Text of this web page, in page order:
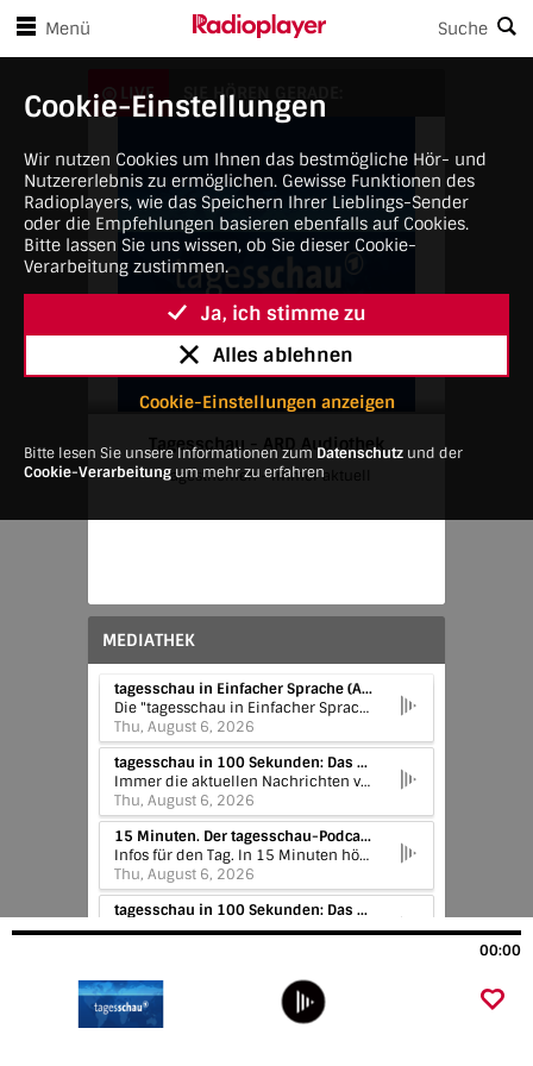
Cookie-Einstellungen
Wir nutzen Cookies um Ihnen das bestmögliche Hör- und
Nutzererlebnis zu ermöglichen. Gewisse Funktionen des
Radioplayers, wie das Speichern Ihrer Lieblings-Sender
oder die Empfehlungen basieren ebenfalls auf Cookies.
Bitte lassen Sie uns wissen, ob Sie dieser Cookie-
Verarbeitung zustimmen.
Ja, ich stimme zu
Alles ablehnen
Cookie-Einstellungen anzeigen
Bitte lesen Sie unsere Informationen zumDatenschutz und der
Cookie-Verarbeitung um mehr zu erfahren
Zum Hauptinhalt springen
Player-Steuerungen springen
Menü Suche
Tagesschau - ARD Audiothek
LIVE SIE HÖREN GERADE:
Tagesschau - ARD Audiothek
Tagesthemen - Immer aktuell
MEDIATHEK
tagesschau in Einfacher Sprache (Audio) | tagesschau in Einfacher Sprache 19:00 Uhr, 06.08.2026
Die "tagesschau in Einfacher Sprache" als Audio-Podcast - immer Montag bis Freitag. Die Einfache Sprache ist eine sprachlich vereinfachte Version der Standardsprache.
Thu, August 6, 2026
tagesschau in 100 Sekunden: Das aktuelle News-Update (Audio) | tagesschau in 100 Sekunden
Immer die aktuellen Nachrichten von heute: Die tagesschau in 100 Sekunden liefert euch mehrmals am Tag ein kurzes News-Update. Hier zum Nachhören.
Thu, August 6, 2026
15 Minuten. Der tagesschau-Podcast am Morgen | Drohne am Flughafen Leipzig/Halle / Gekippte Badeseen / Wasserknappheit auf Alpen
Infos für den Tag. In 15 Minuten hört ihr Themen, die im Alltag wichtig sind: z. B. Kindergeld, Gesundheit, Sicherheit. Wir liefern Beispiele aus ganz Deutschland zu den Nachrichten von heute. Zwei Hosts aus verschiedenen Teilen Deutschlands sprechen über die Infos für den Tag - darüber, was uns gerade wirklich bewegt. Der tagesschau-Podcast am Morgen. Gemacht vom WDR. Kontakt: WhatsApp 0172 2598665 & 15minuten@tagesschau.de
Thu, August 6, 2026
tagesschau in 100 Sekunden: Das aktuelle News-Update (Audio) | tagesschau in 100 Sekunden
Immer die aktuellen Nachrichten von heute: Die tagesschau in 100 Sekunden liefert euch mehrmals am Tag ein kurzes News-Update. Hier zum Nachhören.
Wed, August 5, 2026
00:00